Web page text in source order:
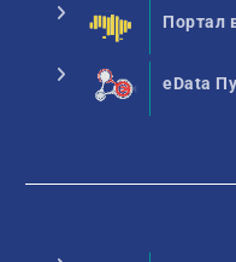
Портал
eData